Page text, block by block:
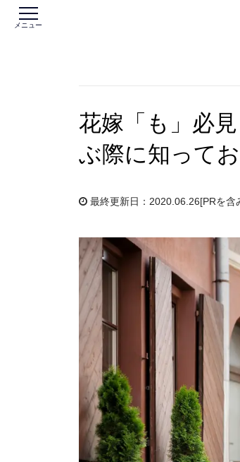
メニュー
花嫁「も」必
ぶ際に知って
最終更新日：2020.06.26[PRを含